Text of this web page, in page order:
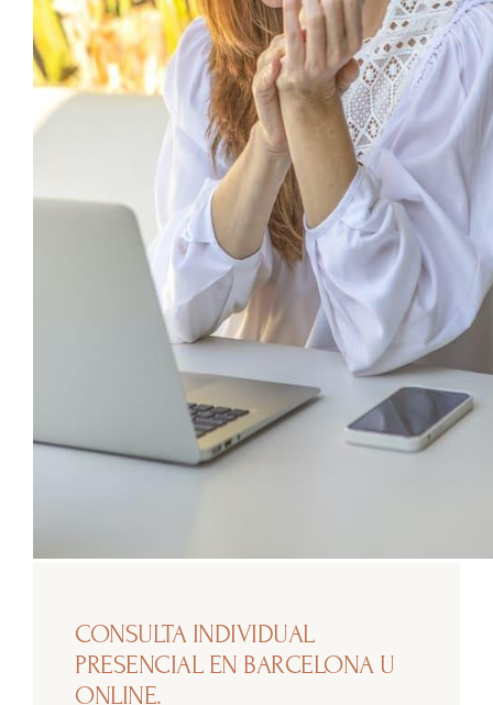
CONSULTA INDIVIDUAL
PRESENCIAL EN BARCELONA U
ONLINE.